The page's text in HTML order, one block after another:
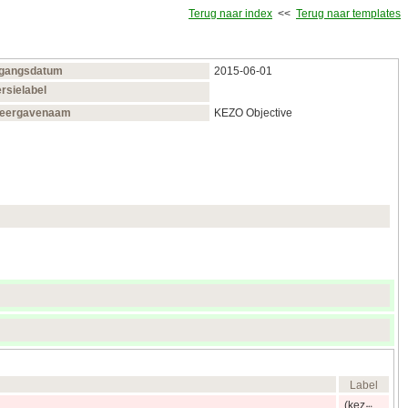
Terug naar index << Terug naar templates
2015‑06‑01
KEZO Objective
Label